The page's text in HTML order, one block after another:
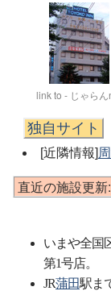
link to - じゃらん
独自サイト
[近隣情報]
直近の施設更
いまや全国
第1号店。
JR蒲田駅ま